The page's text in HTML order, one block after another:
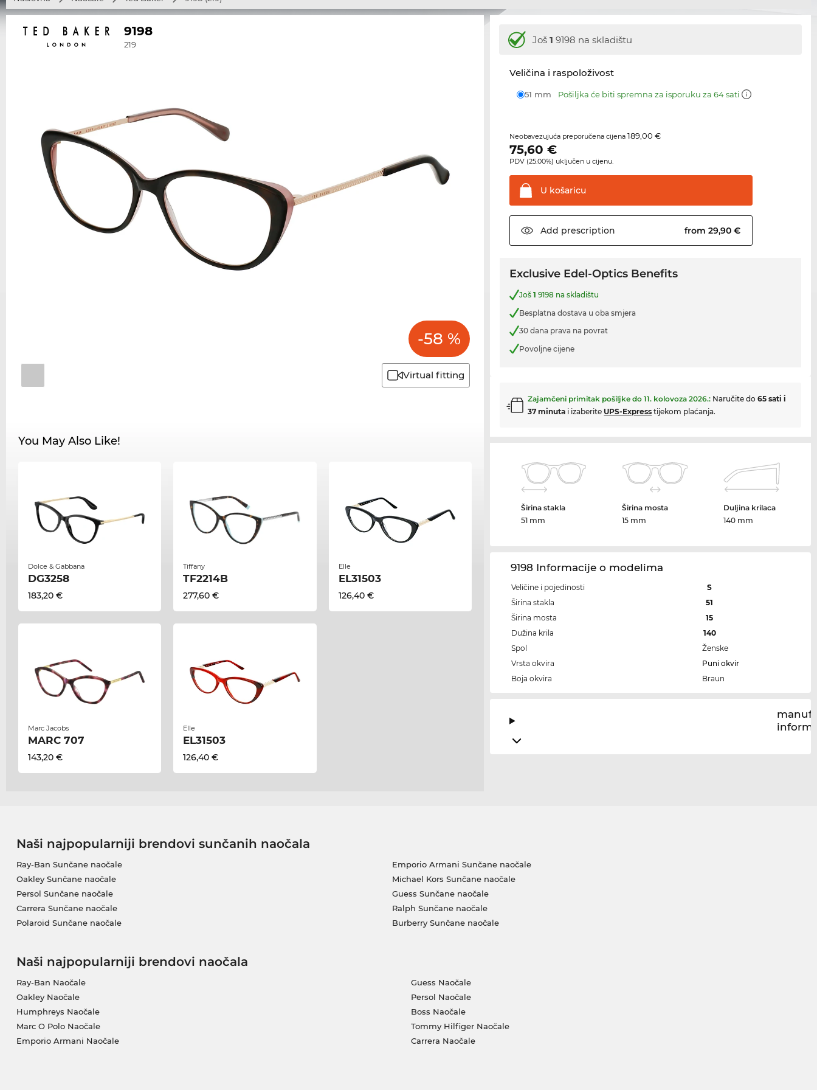
9198
219
-58 %
Virtual fitting
You May Also Like!
Dolce & Gabbana
DG3258
183,20 €
Tiffany
TF2214B
277,60 €
Elle
EL31503
126,40 €
Marc Jacobs
MARC 707
143,20 €
Elle
EL31503
126,40 €
Još1 9198 na skladištu
Veličina i raspoloživost
51 mm Pošiljka će biti spremna za isporuku za 64 sati
Neobavezujuća preporučena cijena189,00 €
75,60 €
PDV (25.00%) uključen u cijenu.
U košaricu
Add prescription from 29,90 €
Exclusive Edel-Optics Benefits
Još1 9198 na skladištu
Besplatna dostava u oba smjera
30 dana prava na povrat
Povoljne cijene
Zajamčeni primitak pošiljke do11. kolovoza 2026.: Naručite do65 sati i
37 minuta i izaberite UPS-Express tijekom plaćanja.
Širina stakla
51 mm
Širina mosta
15 mm
Duljina krilaca
140 mm
9198 Informacije o modelima
Veličine i pojedinosti
S
Širina stakla
51
Širina mosta
15
Dužina krila
140
Spol
Ženske
Vrsta okvira
Puni okvir
Boja okvira
Braun
Naši najpopularniji brendovi sunčanih naočala
Ray-Ban Sunčane naočale
Oakley Sunčane naočale
Persol Sunčane naočale
Carrera Sunčane naočale
Polaroid Sunčane naočale
Emporio Armani Sunčane naočale
Michael Kors Sunčane naočale
Guess Sunčane naočale
Ralph Sunčane naočale
Burberry Sunčane naočale
Naši najpopularniji brendovi naočala
Ray-Ban Naočale
Oakley Naočale
Humphreys Naočale
Marc O Polo Naočale
Emporio Armani Naočale
Guess Naočale
Persol Naočale
Boss Naočale
Tommy Hilfiger Naočale
Carrera Naočale